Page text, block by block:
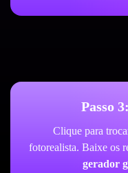
Passo
Clique para
fotorealista. Baixe os
gerador